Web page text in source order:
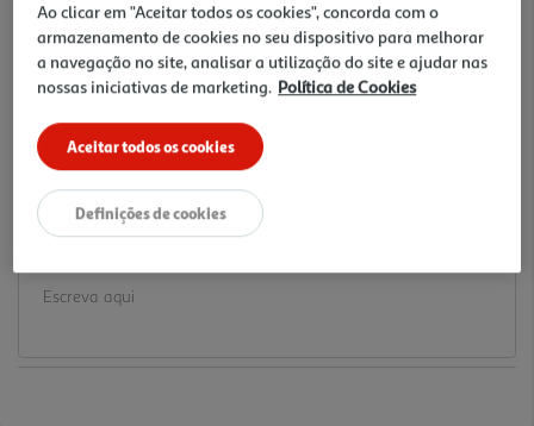
Faça a sua avaliação
Ref. / EAN:3245678384602
1.99 €/un
1,99 €
Ao clicar em "Aceitar todos os cookies", concorda com o
armazenamento de cookies no seu dispositivo para melhorar
a navegação no site, analisar a utilização do site e ajudar nas
nossas iniciativas de marketing. Política de Cookies
Aceitar todos os cookies
Definições de cookies